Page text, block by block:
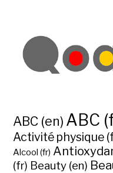
ABC (en) ABC
Activité physique
Alcool (fr)
(fr) Beauty (en)